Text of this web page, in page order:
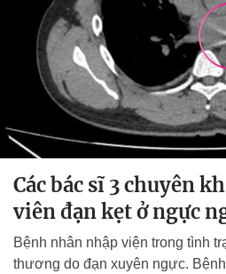
Các bác sĩ 3 chuyên
viên đạn kẹt ở ngực
Bệnh nhân nhập viện trong tình
thương do đạn xuyên ngực.